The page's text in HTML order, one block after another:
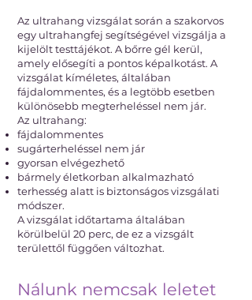
Az ultrahang vizsgálat során a szakorvos
egy ultrahangfej segítségével vizsgálja a
kijelölt testtájékot. A bőrre gél kerül,
amely elősegíti a pontos képalkotást. A
vizsgálat kíméletes, általában
fájdalommentes, és a legtöbb esetben
különösebb megterheléssel nem jár.
Az ultrahang:
fájdalommentes
sugárterheléssel nem jár
gyorsan elvégezhető
bármely életkorban alkalmazható
terhesség alatt is biztonságos vizsgálati
módszer.
A vizsgálat időtartama általában
körülbelül 20 perc, de ez a vizsgált
területtől függően változhat.
Nálunk nemcsak leletet